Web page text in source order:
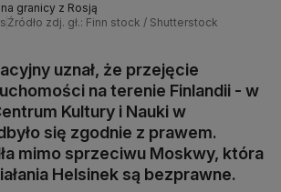
granicy z Rosją
Źródło zdj. gł.: Finn stock / Shutterstock
uznał, że przejęcie
na terenie Finlandii - w
Kultury i Nauki w
się zgodnie z prawem.
mimo sprzeciwu Moskwy, która
Helsinek są bezprawne.